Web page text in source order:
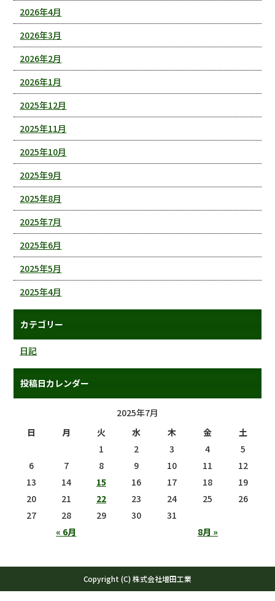
2026年4月
2026年3月
2026年2月
2026年1月
2025年12月
2025年11月
2025年10月
2025年9月
2025年8月
2025年7月
2025年6月
2025年5月
2025年4月
カテゴリー
日記
投稿日カレンダー
2025年7月
日
月 火 水 木 金 土
« 6月 8月 »
1 2 3 4
5
6
7 8 9 10 11
12
13
14 15 16 17 18
19
20
21 22 23 24 25
26
27
28 29 30 31
Copyright (C) 株式会社増田工業